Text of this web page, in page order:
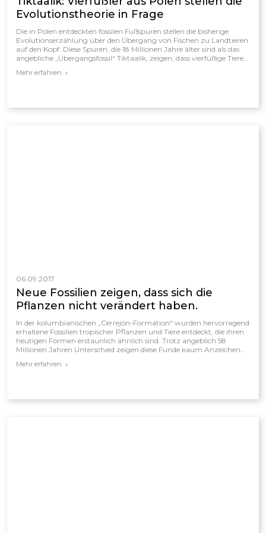
Evolutionstheorie in Frage
Die in Polen entdeckten fossilen Fußspuren stellen die bisherige
Evolutionserzählung über den Übergang von Fischen zu Landtieren
auf den Kopf. Diese Spuren, die 18 Millionen Jahre älter sind als das
angebliche „Übergangsfossil“ Tiktaalik, zeigen, dass vierfüßige Tiere
klassische Evolutionsschema, das Tiktaalik als Bindeglied zwischen
allmählichen Evolution über Millionen von Jahren.
Mehr erfahren
06.09.2017
Neue Fossilien zeigen, dass sich die
Pflanzen nicht verändert haben.
In der kolumbianischen „Cerrejón-Formation“ wurden hervorragend
erhaltene Fossilien tropischer Pflanzen und Tiere entdeckt, die ihren
heutigen Formen erstaunlich ähnlich sind. Trotz angeblich 58
Millionen Jahren Unterschied zeigen diese Funde kaum Anzeichen
klimatischen Bedingungen blieben Familien wie Hülsenfrüchtler,
Mehr erfahren